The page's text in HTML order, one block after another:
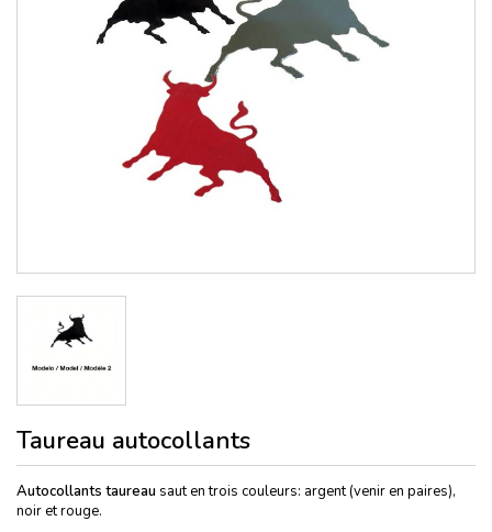
Taureau autocollants
Autocollants taureau saut en trois couleurs: argent (venir en paires),
noir et rouge.